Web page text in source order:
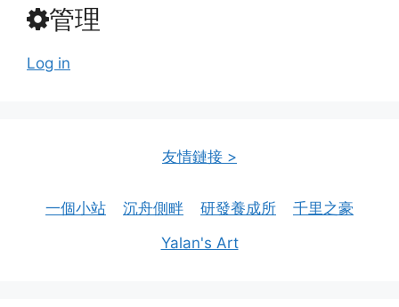
管理
Log in
友情鏈接 >
一個小站 沉舟側畔 研發養成所
千里之豪
Yalan's Art